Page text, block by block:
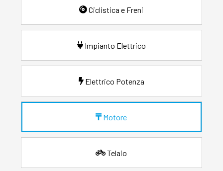
Ciclistica e Freni
Impianto Elettrico
Elettrico Potenza
Motore
Telaio